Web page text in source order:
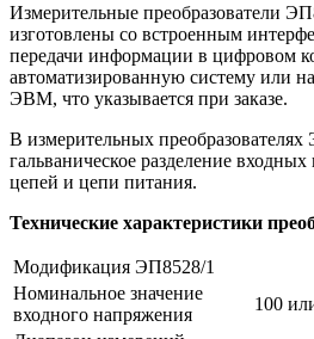
Измерительные преобразователи
изготовлены со встроенным
передачи информации в цифровом
автоматизированную систему или
ЭВМ, что указывается при заказе.
В измерительных преобразователях
гальваническое разделение
цепей и цепи питания.
Технические характеристики
Модификация ЭП8528/1
Номинальное значение
входного напряжения
100